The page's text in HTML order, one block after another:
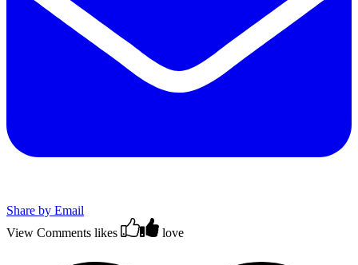
Share by Email
View Comments likes love